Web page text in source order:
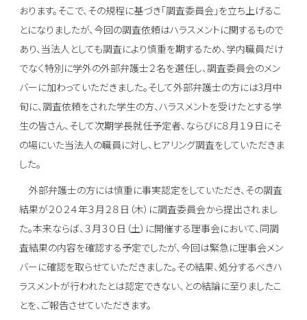
おります。そこで、その規程に基づき「調査委員会」を立ち上げるこ
とになりましたが、今回の調査依頼はハラスメントに関するもので
あり、当法人としても調査により慎重を期するため、学内職員だけ
でなく特別に学外の外部弁護士２名を選任し、調査委員会のメン
バーに加わっていただきました。そして外部弁護士の方には3月中
旬に、調査依頼をされた学生の方、ハラスメントを受けたとする学
生の皆さん、そして次期学長就任予定者、ならびに８月１９日にそ
の場にいた当法人の職員に対し、ヒアリング調査をしていただきま
した。
外部弁護士の方には慎重に事実認定をしていただき、その調査
結果が２０２４年３月２８日（木）に調査委員会から提出されまし
た。本来ならば、３月３０日（土）に開催する理事会において、同調
査結果の内容を確認する予定でしたが、今回は緊急に理事会メン
バーに確認を取らせていただきました。その結果、処分するべきハ
ラスメントが行われたとは認定できない、との結論に至りましたこ
とを、ご報告させていただきます。